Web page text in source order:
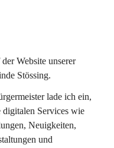
Website unserer
Stössing.
lade ich ein,
digitalen Services wie
Neuigkeiten,
und